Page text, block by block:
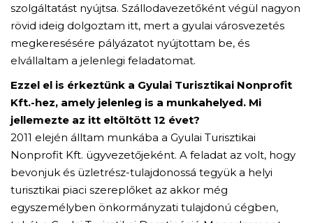
szolgáltatást nyújtsa. Szállodavezetőként végül nagyon
rövid ideig dolgoztam itt, mert a gyulai városvezetés
megkeresésére pályázatot nyújtottam be, és
elvállaltam a jelenlegi feladatomat.
Ezzel el is érkeztünk a Gyulai Turisztikai Nonprofit
Kft.-hez, amely jelenleg is a munkahelyed. Mi
jellemezte az itt eltöltött 12 évet?
2011 elején álltam munkába a Gyulai Turisztikai
Nonprofit Kft. ügyvezetőjeként. A feladat az volt, hogy
bevonjuk és üzletrész-tulajdonossá tegyük a helyi
turisztikai piaci szereplőket az akkor még
egyszemélyben önkormányzati tulajdonú cégben,